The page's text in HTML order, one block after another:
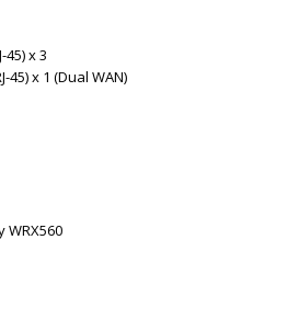
45) x 3
45) x 1 (Dual WAN)
WRX560